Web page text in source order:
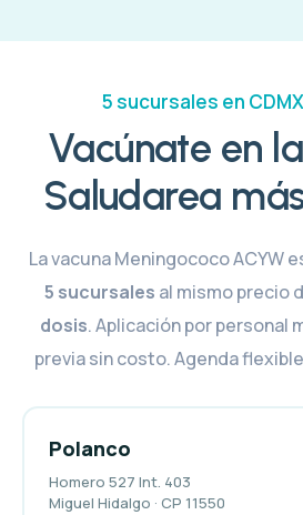
5 sucursales en
Vacúnate en
Saludarea
La vacuna Meningococo ACYW
5 sucursales al mismo precio
dosis. Aplicación por personal
previa sin costo. Agenda
Polanco
Homero 527 Int. 403
Miguel Hidalgo · CP 11550